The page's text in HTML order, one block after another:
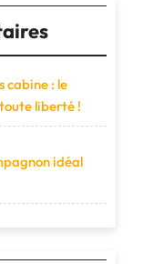
cabine : le
liberté !
idéal